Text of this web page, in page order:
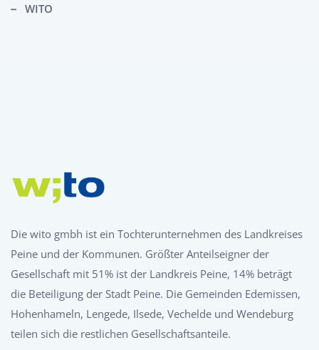
WITO
Die wito gmbh ist ein Tochterunternehmen des Landkreises
Peine und der Kommunen. Größter Anteilseigner der
Gesellschaft mit 51% ist der Landkreis Peine, 14% beträgt
die Beteiligung der Stadt Peine. Die Gemeinden Edemissen,
Hohenhameln, Lengede, Ilsede, Vechelde und Wendeburg
teilen sich die restlichen Gesellschaftsanteile.